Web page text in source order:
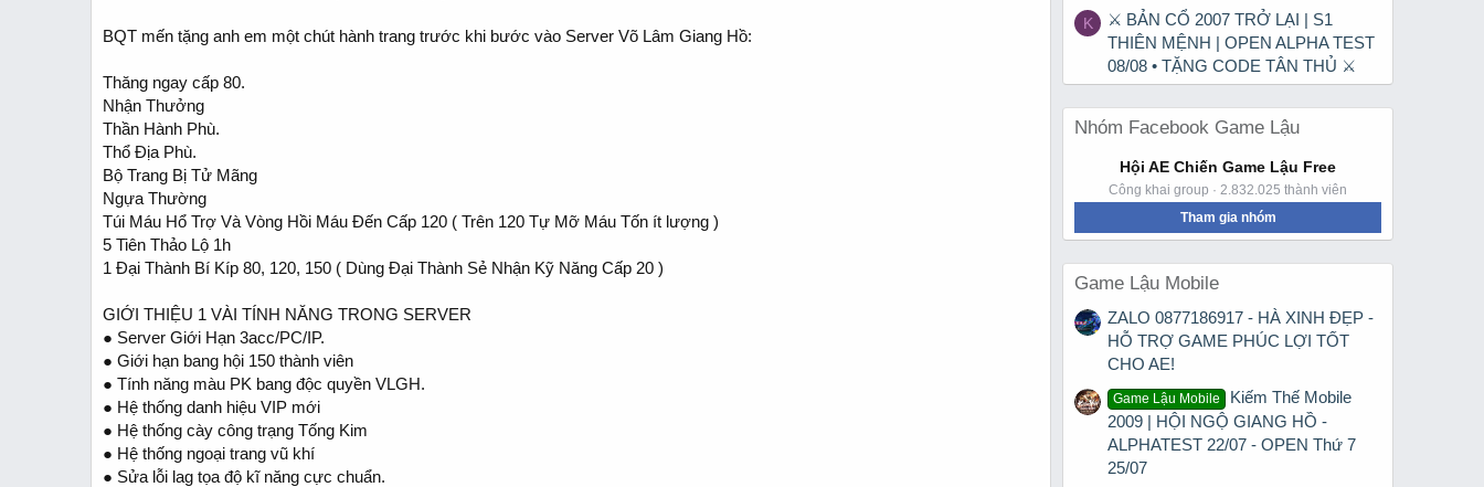
BQT mến tặng anh em một chút hành trang trước khi bước vào Server Võ Lâm Giang Hồ:
Thăng ngay cấp 80.
Nhận Thưởng
Thần Hành Phù.
Thổ Địa Phù.
Bộ Trang Bị Tử Mãng
Ngựa Thường
Túi Máu Hổ Trợ Và Vòng Hồi Máu Đến Cấp 120 ( Trên 120 Tự Mỡ Máu Tốn ít lượng )
5 Tiên Thảo Lộ 1h
1 Đại Thành Bí Kíp 80, 120, 150 ( Dùng Đại Thành Sẻ Nhận Kỹ Năng Cấp 20 )
GIỚI THIỆU 1 VÀI TÍNH NĂNG TRONG SERVER
● Server Giới Hạn 3acc/PC/IP.
● Giới hạn bang hội 150 thành viên
● Tính năng màu PK bang độc quyền VLGH.
● Hệ thống danh hiệu VIP mới
● Hệ thống cày công trạng Tống Kim
● Hệ thống ngoại trang vũ khí
● Sửa lỗi lag tọa độ kĩ năng cực chuẩn.
K
⚔ BẢN CỔ 2007 TRỞ LẠI | S1
THIÊN MỆNH | OPEN ALPHA TEST
08/08 • TẶNG CODE TÂN THỦ ⚔
Nhóm Facebook Game Lậu
Hội AE Chiến Game Lậu Free
Công khai group · 2.832.025 thành viên
Tham gia nhóm
Game Lậu Mobile
ZALO 0877186917 - HÀ XINH ĐẸP -
HỖ TRỢ GAME PHÚC LỢI TỐT
CHO AE!
Game Lậu Mobile
Kiếm Thế Mobile
2009 | HỘI NGỘ GIANG HỒ -
ALPHATEST 22/07 - OPEN Thứ 7
25/07